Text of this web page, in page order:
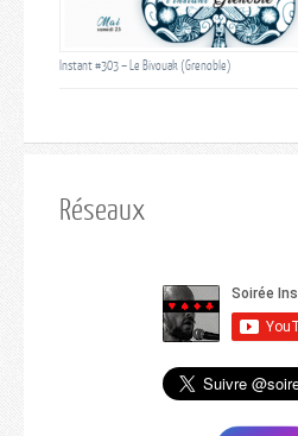
Instant #303 – Le Bivouak (Grenoble)
Réseaux